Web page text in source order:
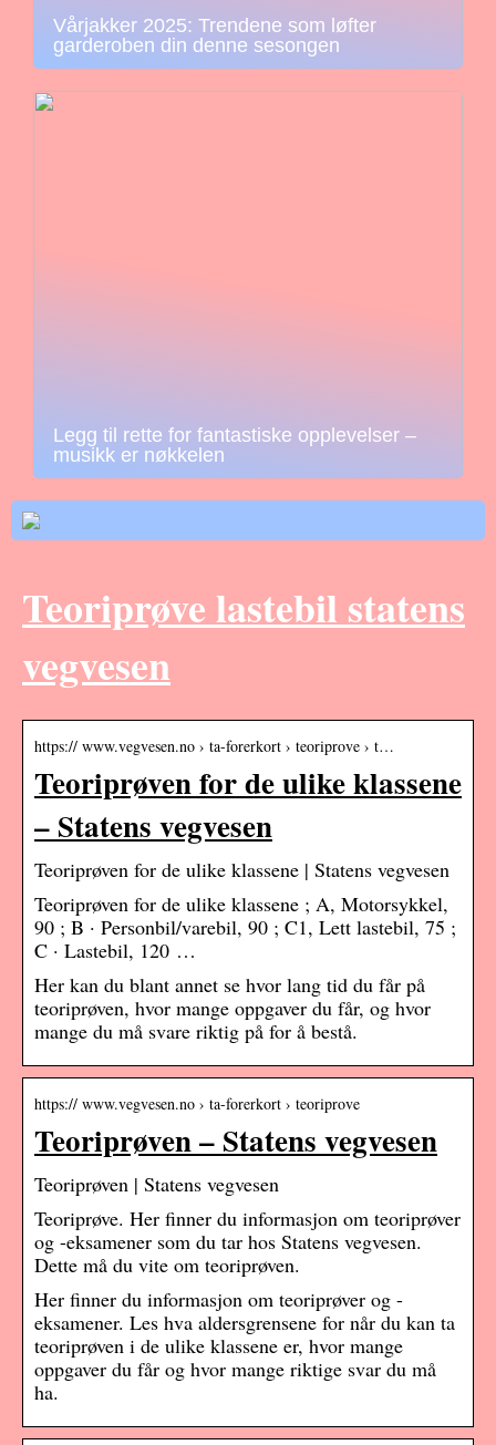
Vårjakker 2025: Trendene som løfter
garderoben din denne sesongen
Legg til rette for fantastiske opplevelser –
musikk er nøkkelen
Teoriprøve lastebil statens
vegvesen
https:// www.vegvesen.no › ta-forerkort › teoriprove › t…
Teoriprøven for de ulike klassene
– Statens vegvesen
Teoriprøven for de ulike klassene | Statens vegvesen
Teoriprøven for de ulike klassene ; A, Motorsykkel,
90 ; B · Personbil/varebil, 90 ; C1, Lett lastebil, 75 ;
C · Lastebil, 120 …
Her kan du blant annet se hvor lang tid du får på
teoriprøven, hvor mange oppgaver du får, og hvor
mange du må svare riktig på for å bestå.
https:// www.vegvesen.no › ta-forerkort › teoriprove
Teoriprøven – Statens vegvesen
Teoriprøven | Statens vegvesen
Teoriprøve. Her finner du informasjon om teoriprøver
og -eksamener som du tar hos Statens vegvesen.
Dette må du vite om teoriprøven.
Her finner du informasjon om teoriprøver og -
eksamener. Les hva aldersgrensene for når du kan ta
teoriprøven i de ulike klassene er, hvor mange
oppgaver du får og hvor mange riktige svar du må
ha.